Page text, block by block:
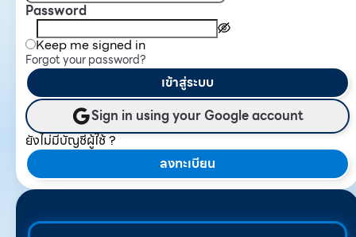
Password
Keep me signed in
Forgot your password?
เข้าสู่ระบบ
Sign in using your Google account
ยังไม่มีบัญชีผู้ใช้ ?
ลงทะเบียน